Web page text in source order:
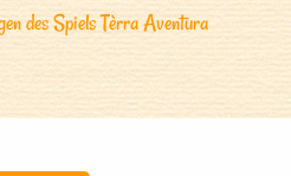
des Spiels Tèrra Aventura